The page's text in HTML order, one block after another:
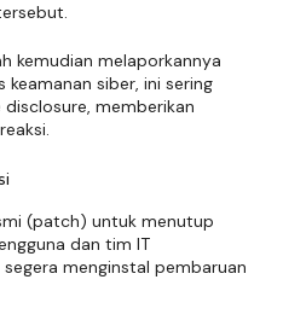
kemudian melaporkannya
keamanan siber, ini sering
memberikan
(patch) untuk menutup
dan tim IT
menginstal pembaruan